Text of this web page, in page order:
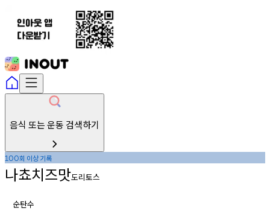
음식 또는 운동 검색하기
100회 이상기록
나쵸치즈맛도리토스
순탄수